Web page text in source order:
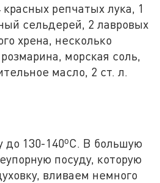
репчатых лука, 1
сельдерей, 2 лавровых
хрена, несколько
морская соль,
масло, 2 ст. л.
до 130-140ºC. В большую
посуду, которую
вливаем немного